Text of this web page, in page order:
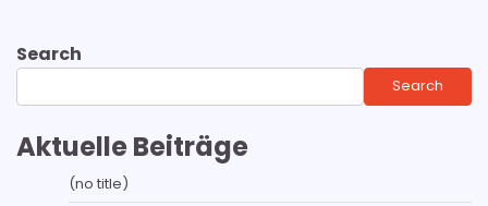
Search
Search
Aktuelle Beiträge
(no title)